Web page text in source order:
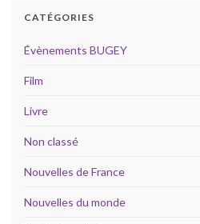
CATÉGORIES
Évènements BUGEY
Film
Livre
Non classé
Nouvelles de France
Nouvelles du monde